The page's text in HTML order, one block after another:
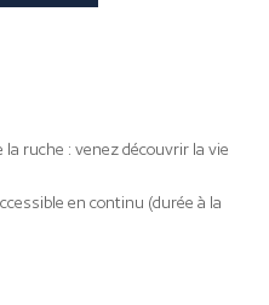
la ruche : venez découvrir la vie
en continu (durée à la